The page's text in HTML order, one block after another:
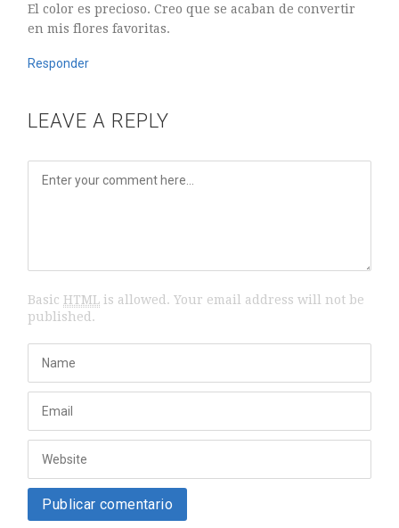
El color es precioso. Creo que se acaban de convertir
en mis flores favoritas.
Responder
LEAVE A REPLY
BasicHTML is allowed. Your email address will not be
published.